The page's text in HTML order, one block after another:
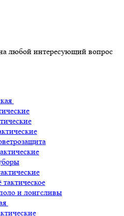
любой интересующий вопрос
и лонгсливы